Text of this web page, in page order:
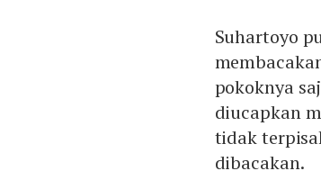
Suhartoyo
pokoknya
diucapkan
tidak
dibacakan.